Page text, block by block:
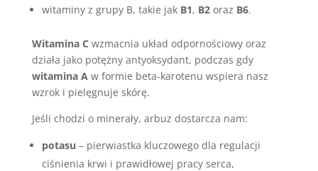
witaminy z grupy B, takie jak B1, B2oraz B6.
Witamina C wzmacnia układ odpornościowy oraz
działa jako potężny antyoksydant, podczas gdy
witamina Aw formie beta-karotenu wspiera nasz
wzrok i pielęgnuje skórę.
Jeśli chodzi o minerały, arbuz dostarcza nam:
potasu – pierwiastka kluczowego dla regulacji
ciśnienia krwi i prawidłowej pracy serca,